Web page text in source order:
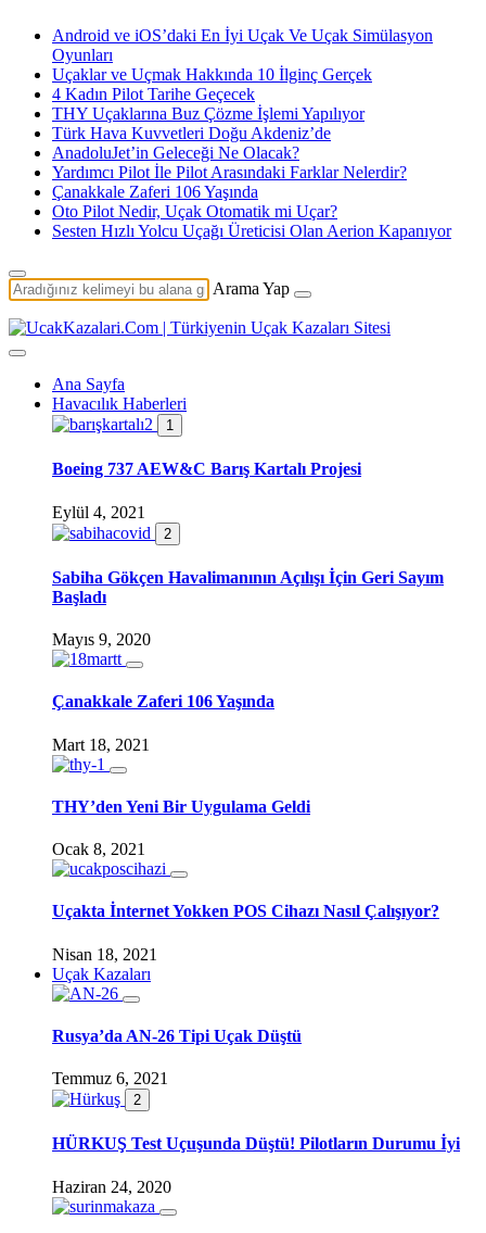
Android ve iOS’daki En İyi Uçak Ve Uçak Simülasyon
Oyunları
Uçaklar ve Uçmak Hakkında 10 İlginç Gerçek
4 Kadın Pilot Tarihe Geçecek
THY Uçaklarına Buz Çözme İşlemi Yapılıyor
Türk Hava Kuvvetleri Doğu Akdeniz’de
AnadoluJet’in Geleceği Ne Olacak?
Yardımcı Pilot İle Pilot Arasındaki Farklar Nelerdir?
Çanakkale Zaferi 106 Yaşında
Oto Pilot Nedir, Uçak Otomatik mi Uçar?
Sesten Hızlı Yolcu Uçağı Üreticisi Olan Aerion Kapanıyor
Arama Yap
Ana Sayfa
Havacılık Haberleri
1
Boeing 737 AEW&C Barış Kartalı Projesi
Eylül 4, 2021
2
Sabiha Gökçen Havalimanının Açılışı İçin Geri Sayım
Başladı
Mayıs 9, 2020
Çanakkale Zaferi 106 Yaşında
Mart 18, 2021
THY’den Yeni Bir Uygulama Geldi
Ocak 8, 2021
Uçakta İnternet Yokken POS Cihazı Nasıl Çalışıyor?
Nisan 18, 2021
Uçak Kazaları
Rusya’da AN-26 Tipi Uçak Düştü
Temmuz 6, 2021
2
HÜRKUŞ Test Uçuşunda Düştü! Pilotların Durumu İyi
Haziran 24, 2020